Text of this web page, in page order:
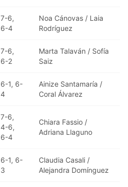
7-6,
6-4
Noa Cánovas / Laia
Rodríguez
7-6,
6-2
Marta Talaván / Sofía
Saiz
6-1, 6-
4
Ainize Santamaría /
Coral Álvarez
7-6,
4-6,
6-4
Chiara Fassio /
Adriana Llaguno
6-1, 6-
3
Claudia Casali /
Alejandra Domínguez